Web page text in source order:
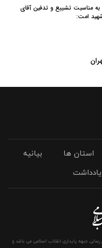
به‌ مناسبت تشییع و تدفین آقای
امت:
استان ها
بیانیه
یادداشت
جبهه پایداری انقلاب اسلامی می باشد و